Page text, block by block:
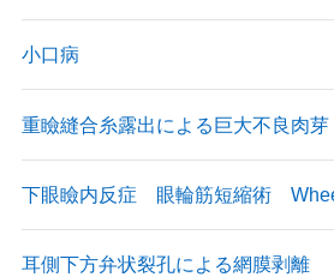
小口病
重瞼縫合糸露出による巨大不良肉芽
下眼瞼内反症 眼輪筋短縮術
耳側下方弁状裂孔による網膜剥離